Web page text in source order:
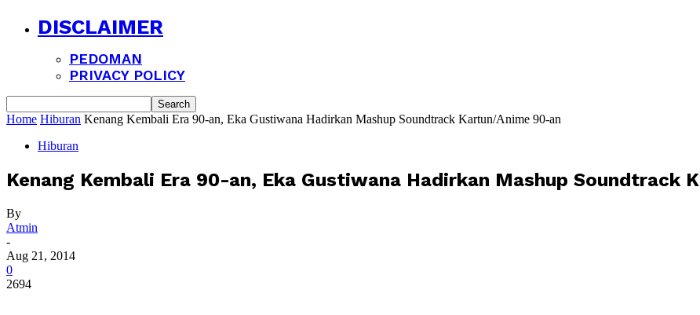
DISCLAIMER
PEDOMAN
PRIVACY POLICY
Home Hiburan Kenang Kembali Era 90-an, Eka Gustiwana Hadirkan Mashup Soundtrack Kartun/Anime 90-an
Hiburan
Kenang Kembali Era 90-an, Eka Gustiwana Hadirkan Mashup Soundtrack
By
Atmin
-
Aug 21, 2014
0
2694